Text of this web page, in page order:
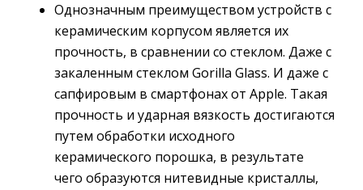
Однозначным преимуществом устройств с
керамическим корпусом является их
прочность, в сравнении со стеклом. Даже с
закаленным стеклом Gorilla Glass. И даже с
сапфировым в смартфонах от Apple. Такая
прочность и ударная вязкость достигаются
путем обработки исходного
керамического порошка, в результате
чего образуются нитевидные кристаллы,